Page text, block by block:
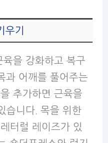
우기
을 강화하고 복구
과 어깨를 풀어주는
추가하면 근육을
습니다. 목을 위한
터럴 레이즈가 있